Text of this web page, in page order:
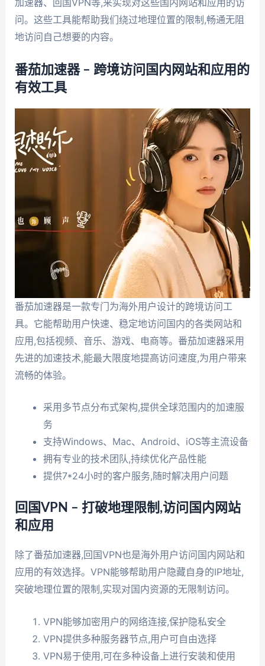
加速器、回国VPN等,来实现对这些国内网站和应用的访
问。这些工具能帮助我们绕过地理位置的限制,畅通无阻
地访问自己想要的内容。
番茄加速器 – 跨境访问国内网站和应用的
有效工具
番茄加速器是一款专门为海外用户设计的跨境访问工
具。它能帮助用户快速、稳定地访问国内的各类网站和
应用,包括视频、音乐、游戏、电商等。番茄加速器采用
先进的加速技术,能最大限度地提高访问速度,为用户带来
流畅的体验。
采用多节点分布式架构,提供全球范围内的加速服
务
支持Windows、Mac、Android、iOS等主流设备
拥有专业的技术团队,持续优化产品性能
提供7*24小时的客户服务,随时解决用户问题
回国VPN – 打破地理限制,访问国内网站
和应用
除了番茄加速器,回国VPN也是海外用户访问国内网站和
应用的有效选择。VPN能够帮助用户隐藏自身的IP地址,
突破地理位置的限制,实现对国内资源的无限制访问。
VPN能够加密用户的网络连接,保护隐私安全
VPN提供多种服务器节点,用户可自由选择
VPN易于使用,可在多种设备上进行安装和使用